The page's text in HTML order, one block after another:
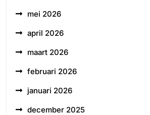
mei 2026
april 2026
maart 2026
februari 2026
januari 2026
december 2025